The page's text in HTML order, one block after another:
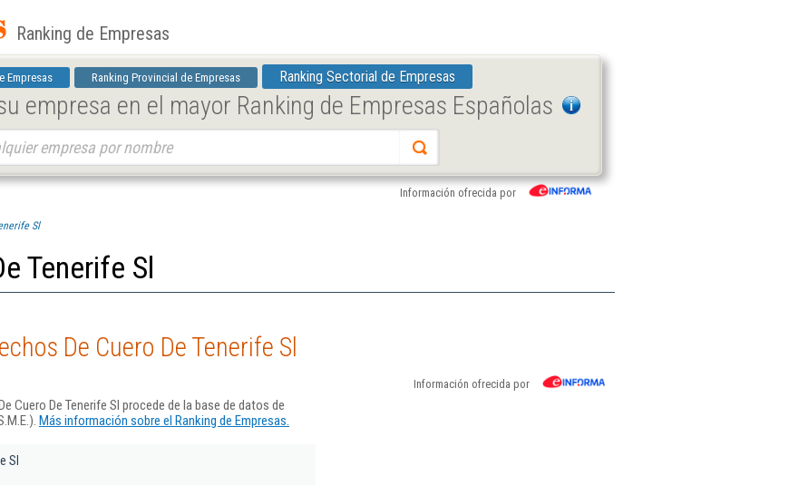
Ranking de Empresas
Empresas Ranking Provincial de Empresas Ranking Sectorial de Empresas
empresa en el mayor Ranking de Empresas Españolas
Información ofrecida por
Sl
Tenerife Sl
De Cuero De Tenerife Sl
Información ofrecida por
Cuero De Tenerife Sl procede de la base de datos de
Más información sobre el Ranking de Empresas.
Sl